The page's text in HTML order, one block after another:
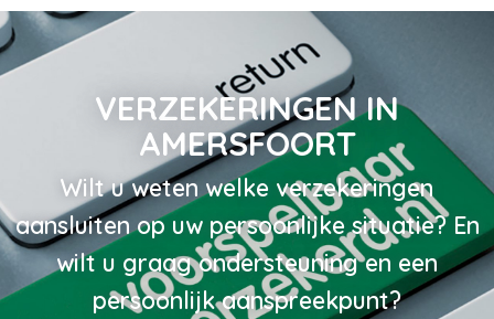
VERZEKERINGEN IN
AMERSFOORT
Wilt u weten welke verzekeringen
aansluiten op uw persoonlijke situatie? En
wilt u graag ondersteuning en een
persoonlijk aanspreekpunt?